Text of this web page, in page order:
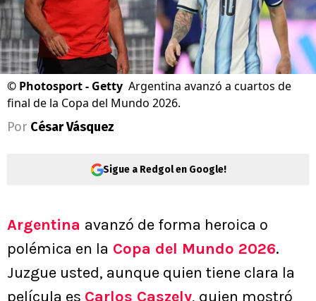
© Photosport - Getty Argentina avanzó a cuartos de
final de la Copa del Mundo 2026.
Por César Vásquez
Sigue a Redgol en Google!
Argentina avanzó de forma heroica o
polémica en la Copa del Mundo 2026.
Juzgue usted, aunque quien tiene clara la
película es Carlos Caszely, quien mostró